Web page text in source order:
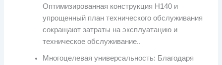
Оптимизированная конструкция H140 и
упрощенный план технического обслуживания
сокращают затраты на эксплуатацию и
техническое обслуживание..
Многоцелевая универсальность: Благодаря